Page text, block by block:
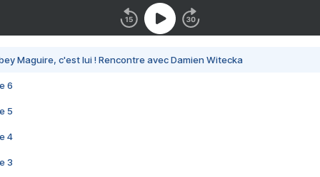
Maguire, c'est lui ! Rencontre avec Damien Witecka
6
5
4
3